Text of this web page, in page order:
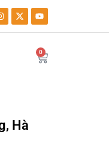
0
Hà